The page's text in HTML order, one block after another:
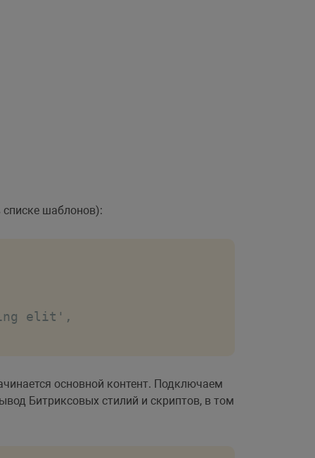
шаблонов):
elit',
основной контент. Подключаем
Битриксовых стилий и скриптов, в том